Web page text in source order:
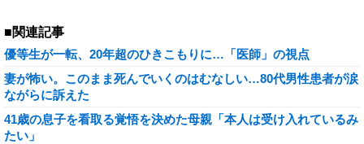
■関連記事
優等生が一転、20年超のひきこもりに…「医師」の視点
妻が怖い。このまま死んでいくのはむなしい…80代男性患者が涙
ながらに訴えた
41歳の息子を看取る覚悟を決めた母親「本人は受け入れているみ
たい」